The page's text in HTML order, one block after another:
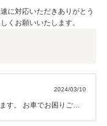
に対応いただきありがとう
くお願いいたします。
2024/03/10
す。 お車でお困りごと